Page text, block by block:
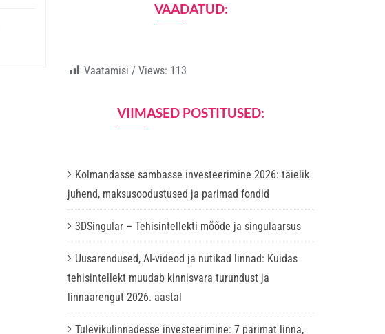
VAADATUD:
Vaatamisi / Views: 113
VIIMASED POSTITUSED:
Kolmandasse sambasse investeerimine 2026: täielik
juhend, maksusoodustused ja parimad fondid
3DSingular – Tehisintellekti mõõde ja singulaarsus
Uusarendused, AI-videod ja nutikad linnad: Kuidas
tehisintellekt muudab kinnisvara turundust ja
linnaarengut 2026. aastal
Tulevikulinnadesse investeerimine: 7 parimat linna,